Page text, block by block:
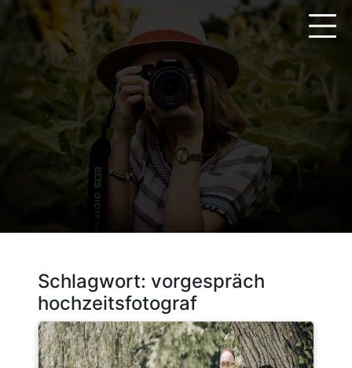
springen
Schlagwort: vorgespräch
hochzeitsfotograf